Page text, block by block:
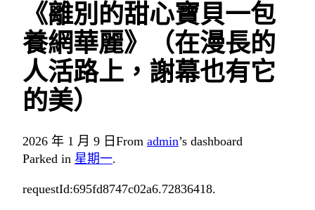
《離別的甜心寶貝一包
養網華麗》（在漫長的
人活路上，謝幕也有它
的美）
2026 年 1 月 9 日 From admin’s dashboard
Parked in 星期一.
requestId:695fd8747c02a6.72836418.